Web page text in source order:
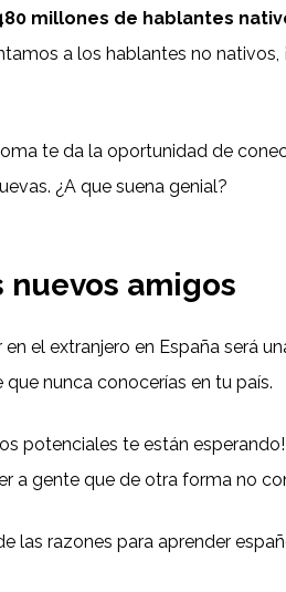
millones de hablantes
a los hablantes no nativos,
te da la oportunidad de
¿A que suena genial?
nuevos amigos
en el extranjero en España será
nunca conocerías en tu país.
potenciales te están
a gente que de otra forma no
las razones para aprender